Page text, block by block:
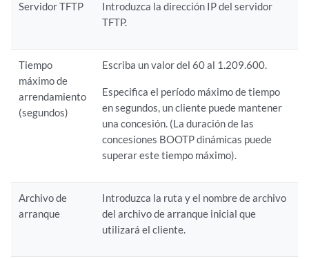
Servidor TFTP
Introduzca la dirección IP del servidor
TFTP.
Tiempo
máximo de
arrendamiento
(segundos)
Escriba un valor del 60 al 1.209.600.
Especifica el período máximo de tiempo
en segundos, un cliente puede mantener
una concesión. (La duración de las
concesiones BOOTP dinámicas puede
superar este tiempo máximo).
Archivo de
arranque
Introduzca la ruta y el nombre de archivo
del archivo de arranque inicial que
utilizará el cliente.